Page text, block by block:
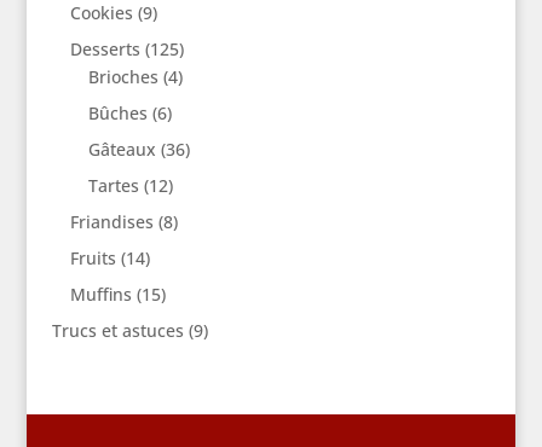
Cookies (9)
Desserts (125)
Brioches (4)
Bûches (6)
Gâteaux (36)
Tartes (12)
Friandises (8)
Fruits (14)
Muffins (15)
Trucs et astuces (9)